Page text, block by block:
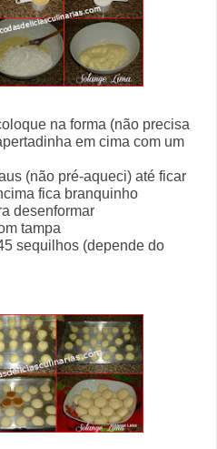
na forma (não precisa
em cima com um
(não pré-aqueci) até ficar
fica branquinho
desenformar
tampa
sequilhos (depende do